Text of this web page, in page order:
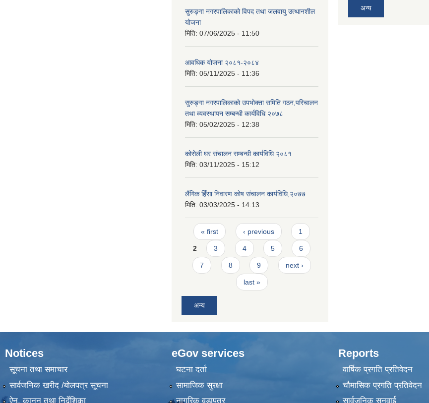
सुरुङ्गा नगरपालिकाको विपद तथा जलवायु उत्थानशील
योजना
मिति: 07/06/2025 - 11:50
आवधिक योजना २०८१-२०८४
मिति: 05/11/2025 - 11:36
सुरुङ्गा नगरपालिकाको उपभोक्ता समिति गठन,परिचालन
तथा व्यवस्थापन सम्बन्धी कार्यविधि २०७८
मिति: 05/02/2025 - 12:38
कोसेली घर संचालन सम्बन्धी कार्यविधि २०८१
मिति: 03/11/2025 - 15:12
लैंगिक हिँसा निवारण कोष संचालन कार्यविधि,२०७७
मिति: 03/03/2025 - 14:13
Pages
« first ‹ previous 1
2 3 4 5 6
7 8 9 next ›
last »
अन्य
अन्य
Notices
सूचना तथा समाचार
सार्वजनिक खरीद /बोलपत्र सूचना
ऐन, कानुन तथा निर्देशिका
eGov services
घटना दर्ता
सामाजिक सुरक्षा
नागरिक वडापत्र
Reports
वार्षिक प्रगति प्रतिवेदन
चौमासिक प्रगति प्रतिवेदन
सार्वजनिक सुनुवाई